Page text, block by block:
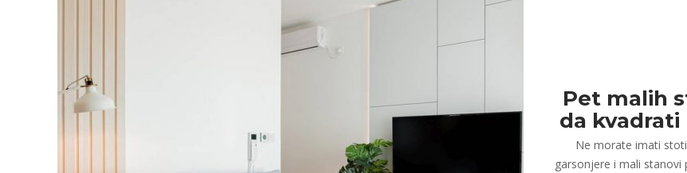
Pet malih
da kvadrati
Ne morate imati
garsonjere i mali